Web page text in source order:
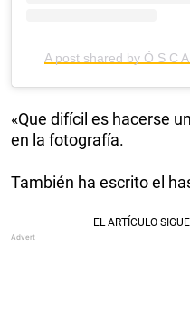
A post shared by Ó S C
«Que difícil es hacerse
en la fotografía.
También ha escrito el